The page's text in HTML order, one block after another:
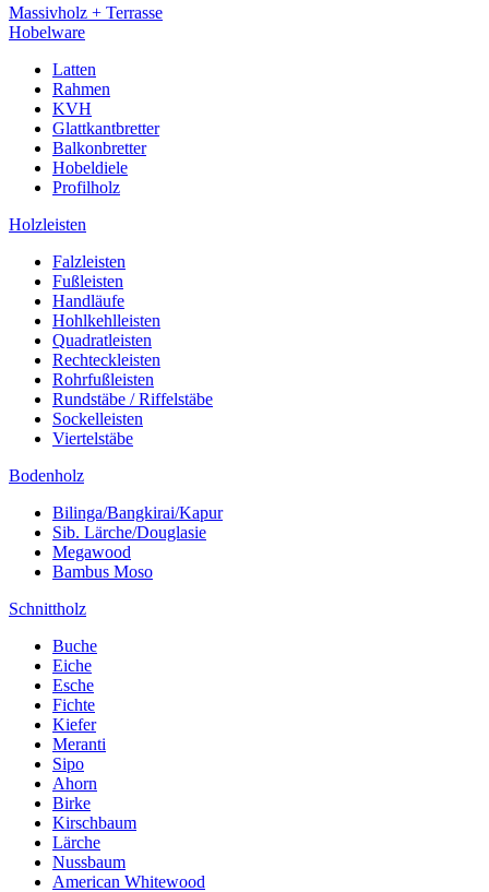
Massivholz + Terrasse
Hobelware
Latten
Rahmen
KVH
Glattkantbretter
Balkonbretter
Hobeldiele
Profilholz
Holzleisten
Falzleisten
Fußleisten
Handläufe
Hohlkehlleisten
Quadratleisten
Rechteckleisten
Rohrfußleisten
Rundstäbe / Riffelstäbe
Sockelleisten
Viertelstäbe
Bodenholz
Bilinga/Bangkirai/Kapur
Sib. Lärche/Douglasie
Megawood
Bambus Moso
Schnittholz
Buche
Eiche
Esche
Fichte
Kiefer
Meranti
Sipo
Ahorn
Birke
Kirschbaum
Lärche
Nussbaum
American Whitewood